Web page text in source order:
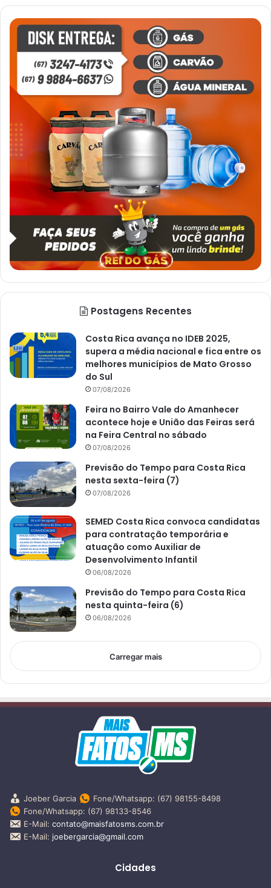
Postagens Recentes
Costa Rica avança no IDEB 2025,
supera a média nacional e fica entre os
melhores municípios de Mato Grosso
do Sul
07/08/2026
Feira no Bairro Vale do Amanhecer
acontece hoje e União das Feiras será
na Feira Central no sábado
07/08/2026
Previsão do Tempo para Costa Rica
nesta sexta-feira (7)
07/08/2026
SEMED Costa Rica convoca candidatas
para contratação temporária e
atuação como Auxiliar de
Desenvolvimento Infantil
06/08/2026
Previsão do Tempo para Costa Rica
nesta quinta-feira (6)
06/08/2026
Carregar mais
Joeber Garcia
Fone/Whatsapp: (67) 98155-8498
Fone/Whatsapp: (67) 98133-8546
E-Mail: contato@maisfatosms.com.br
E-Mail: joebergarcia@gmail.com
Cidades